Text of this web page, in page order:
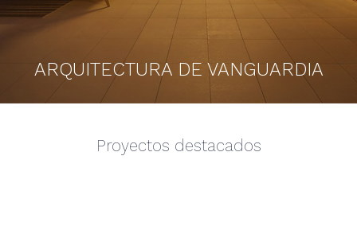
ARQUITECTURA DE VANGUARDIA
Proyectos destacados